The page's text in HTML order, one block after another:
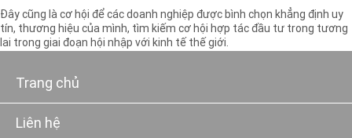
Các công ty thành viên
Liên hệ
Nhu cầu tuyển dụng
Đây cũng là cơ hội để các doanh nghiệp được bình chọn khẳng định uy
tín, thương hiệu của mình, tìm kiếm cơ hội hợp tác đầu tư trong tương
lai trong giai đoạn hội nhập với kinh tế thế giới.
Trang chủ
Liên hệ